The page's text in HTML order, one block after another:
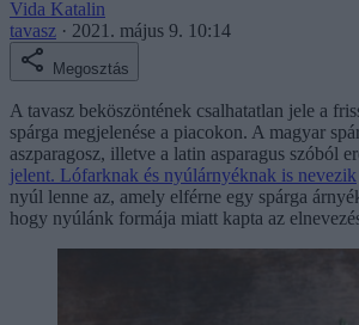
Vida Katalin
tavasz · 2021. május 9. 10:14
Megosztás
A tavasz beköszöntének csalhatatlan jele a
spárga megjelenése a piacokon. A magyar
aszparagosz, illetve a latin asparagus szóból
jelent. Lófarknak és nyúlárnyéknak is nevezik
nyúl lenne az, amely elférne egy spárga
hogy nyúlánk formája miatt kapta az